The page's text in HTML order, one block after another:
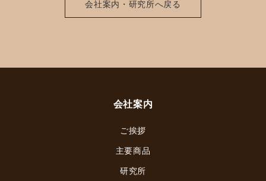
会社案内・研究所へ戻る
会社案内
ご挨拶
主要商品
研究所